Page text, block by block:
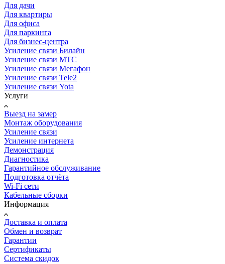
Для дачи
Для квартиры
Для офиса
Для паркинга
Для бизнес-центра
Усиление связи Билайн
Усиление связи МТС
Усиление связи Мегафон
Усиление связи Tele2
Усиление связи Yota
Услуги
Выезд на замер
Монтаж оборудования
Усиление связи
Усиление интернета
Демонстрация
Диагностика
Гарантийное обслуживание
Подготовка отчёта
Wi-Fi сети
Кабельные сборки
Информация
Доставка и оплата
Обмен и возврат
Гарантии
Сертификаты
Система скидок